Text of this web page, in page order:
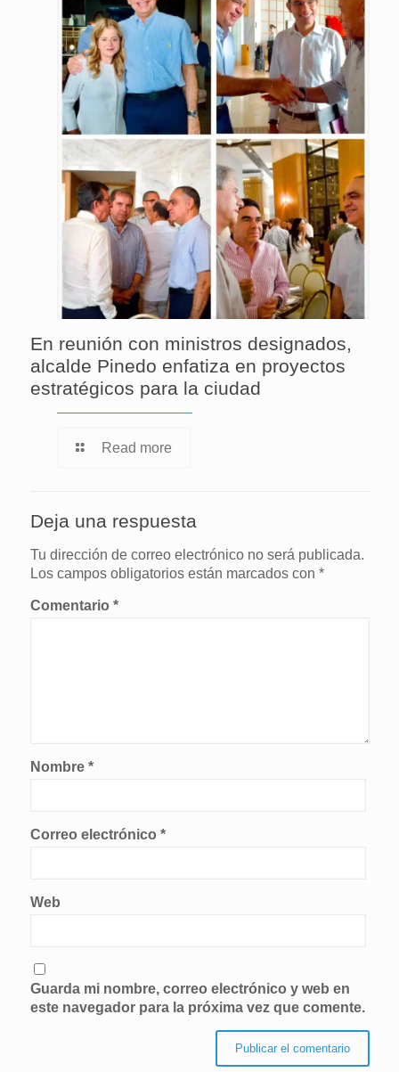
En reunión con ministros designados,
alcalde Pinedo enfatiza en proyectos
estratégicos para la ciudad
Read more
Deja una respuesta
Tu dirección de correo electrónico no será publicada.
Los campos obligatorios están marcados con *
Comentario *
Nombre *
Correo electrónico *
Web
Guarda mi nombre, correo electrónico y web en
este navegador para la próxima vez que comente.